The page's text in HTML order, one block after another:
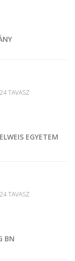
TAVASZ
EGYETEM
TAVASZ
BN